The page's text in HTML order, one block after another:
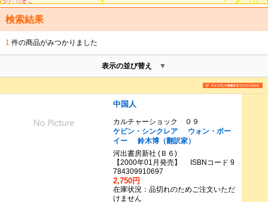
検索結果
1 件の商品がみつかりました
表示の並び替え
中国人
カルチャーショック ０９
ケビン・シンクレア
ウォン・ポー
イー
鈴木博（翻訳家）
河出書房新社 (Ｂ６)
【2000年01月発売】 ISBNコード 9
784309910697
2,750円
在庫状況：品切れのためご注文いただ
けません